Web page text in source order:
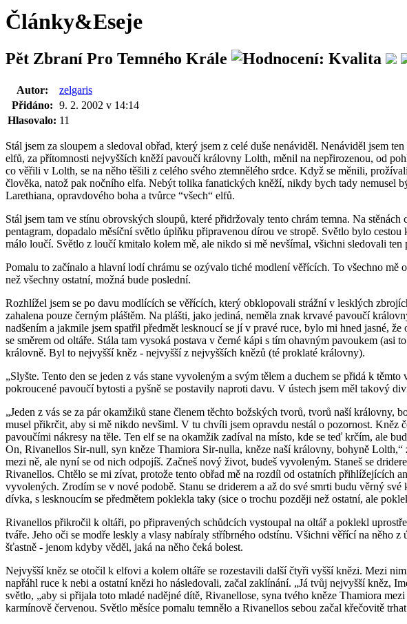
Články&Eseje
Pět Zbraní Pro Temného Krále
Autor:
zelgaris
Přidáno: 9. 2. 2002 v 14:14
Hlasovalo: 11
Stál jsem za sloupem a sledoval obřad, který jsem z celé duše nenáviděl. Nenáviděl jsem
elfů, za přítomnosti nejvyšších kněží pavoučí královny Lolth, měnil na nepřirozenou, od
co věřili v Lolth, se na něho těšili z celého svého ztemnělého srdce. Když se měnili,
člověka, natož pak nočního elfa. Nebýt tolika fanatických kněží, nikdy bych tady nemusel
Larethiana, opravdového boha a tvůrce “všech“ elfů.
Stál jsem tam ve stínu obrovských sloupů, které přidržovaly tento chrám temna. Na
pentagram, dopadalo měsíční světlo úplňku připravenou dírou ve stropě. Světlo bylo
málo loučí. Světlo z loučí kmitalo kolem mě, ale nikdo si mě nevšímal, všichni sledovali ten
Pomalu to začínalo a hlavní lodí chrámu se ozývalo tiché modlení věřících. To všechno
než všechny ostatní, možná bude poslední.
Rozhlížel jsem se po davu modlících se věřících, který obklopovali strážní v lesklých
zahalena pouze černým pláštěm. Na plášti, jako jediná, neměla znak krvavé pavoučí
nadšením a jakmile jsem spatřil předmět lesknoucí se jí v pravé ruce, bylo mi hned jasné,
se směrem od oltáře. Stála tam vysoká postava v černé kápi s tím ohavným pavoukem
královně. Byl to nejvyšší kněz - nejvyšší z nejvyšších knězů (té proklaté královny).
„Slyšte. Tento den se jeden z vás stane vyvoleným a svým tělem a duchem se přidá k
pokroucené pavoučí bytosti a pyšně se postavily naproti davu. V ústech jsem měl takový
„Jeden z vás se za pár okamžiků stane členem těchto božských tvorů, tvorů naší
musel přikrčit, aby si mě nikdo nevšiml. V tu chvíli jsem opravdu nestál o pozornost.
pavoučími nákresy na těle. Ten elf se na okamžik zadíval na místo, kde se teď krčím, ale
On, Rivanellos Sir-null, syn kněze Thamiora Sir-nulla, kněze naší královny, bohyně
mezi ně, ale nyní se od nich odpojíš. Začneš nový život, budeš vyvoleným. Staneš se
Rivanellos. Chtělo se mi zívat, protože tento obřad mě na rozdíl od ostatních přihlížejících
vyvolených. Zrodím se v nové podobě. Stanu se driderem a až do své smrti budu věrný
dívka, s lesknoucím se předmětem poklekla taky (sice o trochu později než ostatní, ale
Rivanellos přikročil k oltáři, po připravených schůdcích vystoupal na oltář a poklekl
tváře. Jeho oči se modře leskly a vlasy nabíraly stříbrného odstínu. Všichni věřící na něho
šťastně - jenom kdyby věděl, jaká na něho čeká bolest.
Nejvyšší kněz se otočil k elfovi a kolem oltáře se rozestavili další čtyři vyšší knězi. Mezi
napřáhl ruce k nebi a ostatní knězi ho následovali, začal zaklínání. „Já tvůj nejvyšší kněz,
světlo, „aby si přijala toto mladé nadějné dítě, Rivanellose, syna tvého kněze Thamiora
karmínově červenou. Světlo měsíce pomalu temnělo a Rivanellos sebou začal křečovitě